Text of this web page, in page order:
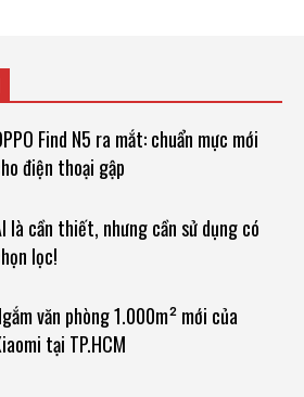
Find N5 ra mắt: chuẩn mực mới
điện thoại gập
là cần thiết, nhưng cần sử dụng có
lọc!
văn phòng 1.000m² mới của
tại TP.HCM